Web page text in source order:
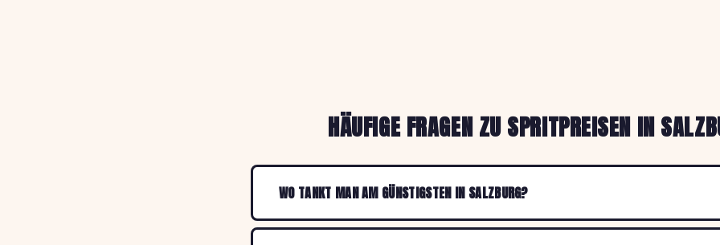
HÄUFIGE FRAGEN ZU SPRITPREISEN IN
WO TANKT MAN AM GÜNSTIGSTEN IN SALZBURG?